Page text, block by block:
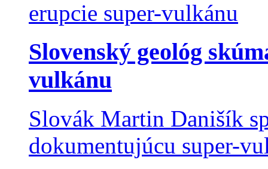
Slovenský geológ
vulkánu
Slovák Martin Danišík
dokumentujúcu super-